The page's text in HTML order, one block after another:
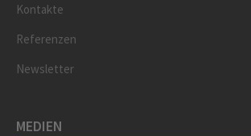
Kontakte
Referenzen
Newsletter
MEDIEN